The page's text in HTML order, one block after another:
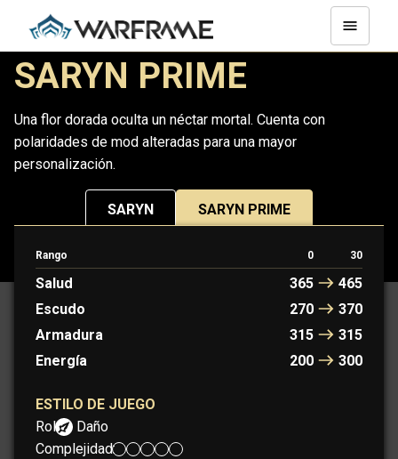
SARYN PRIME
Una flor dorada oculta un néctar mortal. Cuenta con
polaridades de mod alteradas para una mayor
personalización.
SARYN SARYN PRIME
Rango 0 30
Salud 365
465
Escudo
270
370
Armadura
315
315
Energía
200 300
ESTILO DE JUEGO
Rol:
Daño
Complejidad: